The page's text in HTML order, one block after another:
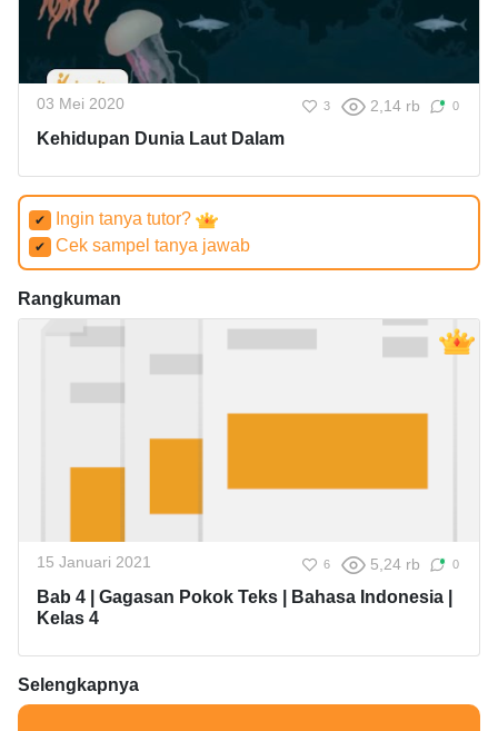
03 Mei 2020 3 2,14 rb 0
Kehidupan Dunia Laut Dalam
✔ Ingin tanya tutor?
✔ Cek sampel tanya jawab
Rangkuman
15 Januari 2021 6 5,24 rb 0
Bab 4 | Gagasan Pokok Teks | Bahasa Indonesia |
Kelas 4
Selengkapnya